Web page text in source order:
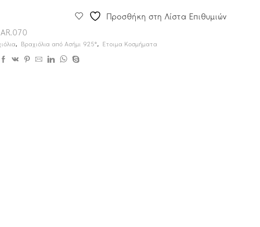
Προσθήκη στη Λίστα Επιθυμιών
AR.070
, Βραχιόλια από Ασήμι 925°, Ετοιμα Κοσμήματα